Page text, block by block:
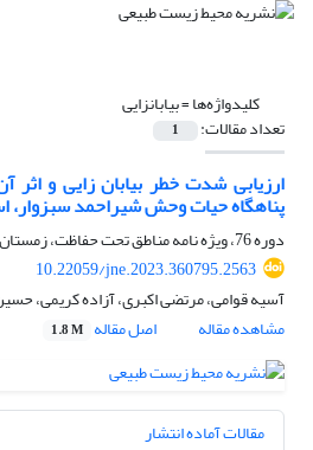
کلیدواژه‌ها =بیابانزایی
تعداد مقالات: 1
ارزیابی شدت خطر بیابان ‏زایی و
پناهگاه حیات وحش شیراحمد
دوره 76، ویژه نامه مناطق تحت حفاظت، زمستان 1402، صفحه
10.22059/jne.2023.360795.2563
آسیه قوامی، مرتضی اکبری، آزاده کریمی،
مشاهده مقاله
اصل مقاله 1.8 M
مقالات آماده انتشار